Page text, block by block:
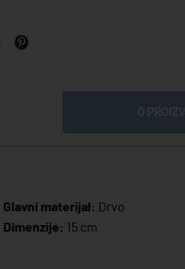
Glavni materijal: Drvo
Dimenzije: 15 cm